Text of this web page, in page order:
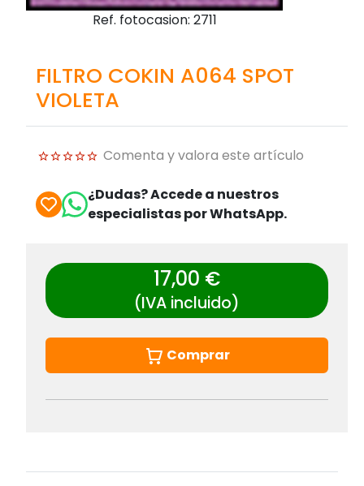
Ref. fotocasion: 2711
FILTRO COKIN A064 SPOT
VIOLETA
Comenta y valora este artículo
¿Dudas? Accede a nuestros
especialistas por WhatsApp.
17,00 €
(IVA incluido)
Comprar